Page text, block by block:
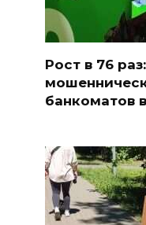
Рост в 76
банкоматов